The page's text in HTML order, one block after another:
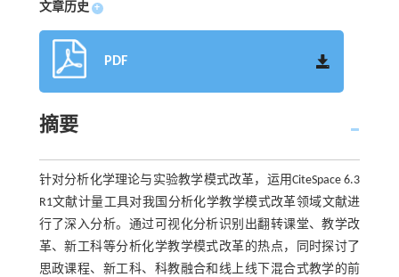
文章历史 +
PDF
摘要
针对分析化学理论与实验教学模式改革，运用CiteSpace 6.3
R1文献计量工具对我国分析化学教学模式改革领域文献进
行了深入分析。通过可视化分析识别出翻转课堂、教学改
革、新工科等分析化学教学模式改革的热点，同时探讨了
思政课程、新工科、科教融合和线上线下混合式教学的前